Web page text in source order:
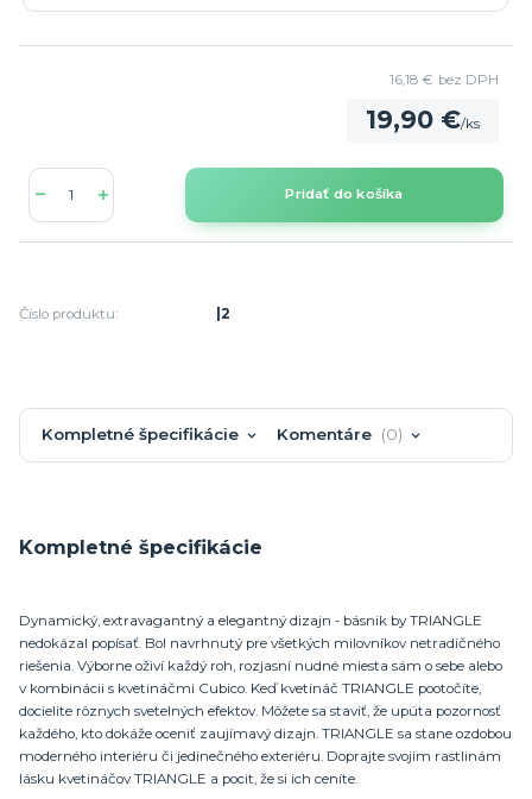
19,90 €/ks
16,18 € bez DPH
Pridať do košíka
Číslo produktu: |2
Kompletné špecifikácie Komentáre 0
Kompletné špecifikácie
Dynamický, extravagantný a elegantný dizajn - básnik by TRIANGLE
nedokázal popísať. Bol navrhnutý pre všetkých milovníkov netradičného
riešenia. Výborne oživí každý roh, rozjasní nudné miesta sám o sebe alebo
v kombinácii s kvetináčmi Cubico. Keď kvetináč TRIANGLE pootočíte,
docielite rôznych svetelných efektov. Môžete sa staviť, že upúta pozornosť
každého, kto dokáže oceniť zaujímavý dizajn. TRIANGLE sa stane ozdobou
moderného interiéru či jedinečného exteriéru. Doprajte svojim rastlinám
lásku kvetináčov TRIANGLE a pocit, že si ich ceníte.